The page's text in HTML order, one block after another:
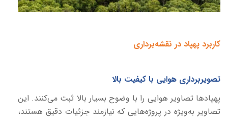
کاربرد پهپاد در نقشه‌برداری
تصویربرداری هوایی با کیفیت بالا
پهپادها تصاویر هوایی را با وضوح بسیار بالا ثبت می‌کنند. این
تصاویر به‌ویژه در پروژه‌هایی که نیازمند جزئیات دقیق هستند،